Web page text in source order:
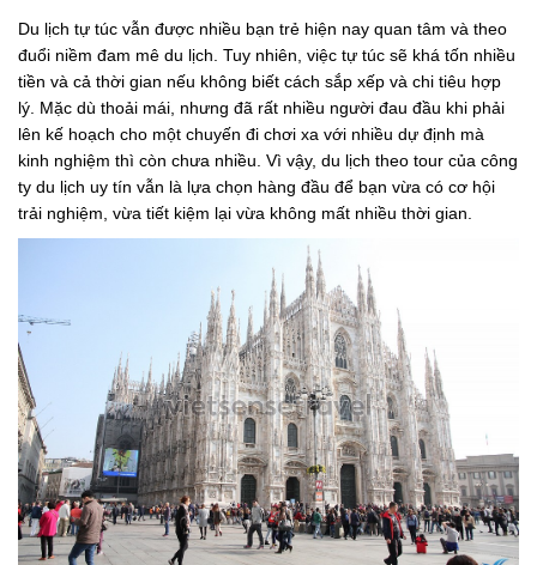
Du lịch tự túc vẫn được nhiều bạn trẻ hiện nay quan tâm và theo
đuổi niềm đam mê du lịch. Tuy nhiên, việc tự túc sẽ khá tốn nhiều
tiền và cả thời gian nếu không biết cách sắp xếp và chi tiêu hợp
lý. Mặc dù thoải mái, nhưng đã rất nhiều người đau đầu khi phải
lên kế hoạch cho một chuyến đi chơi xa với nhiều dự định mà
kinh nghiệm thì còn chưa nhiều. Vì vậy, du lịch theo tour của công
ty du lịch uy tín vẫn là lựa chọn hàng đầu để bạn vừa có cơ hội
trải nghiệm, vừa tiết kiệm lại vừa không mất nhiều thời gian.